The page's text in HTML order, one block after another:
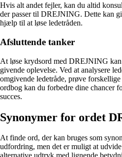
Hvis alt andet fejler, kan du altid
der passer til DREJNING. Dette kan
hjælp til at løse ledetråden.
Afsluttende tanker
At løse krydsord med DREJNING
givende oplevelse. Ved at analysere
omgivende ledetråde, prøve
ordbog kan du forbedre dine chancer
succes.
Synonymer for ordet
At finde ord, der kan bruges som
udfordring, men det er muligt at